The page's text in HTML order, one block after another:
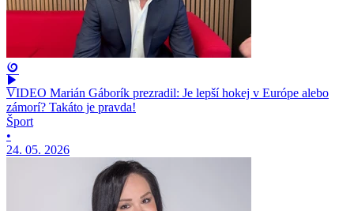
VIDEO Marián Gáborík prezradil: Je lepší hokej v Európe alebo
zámorí? Takáto je pravda!
Šport
•
24. 05. 2026